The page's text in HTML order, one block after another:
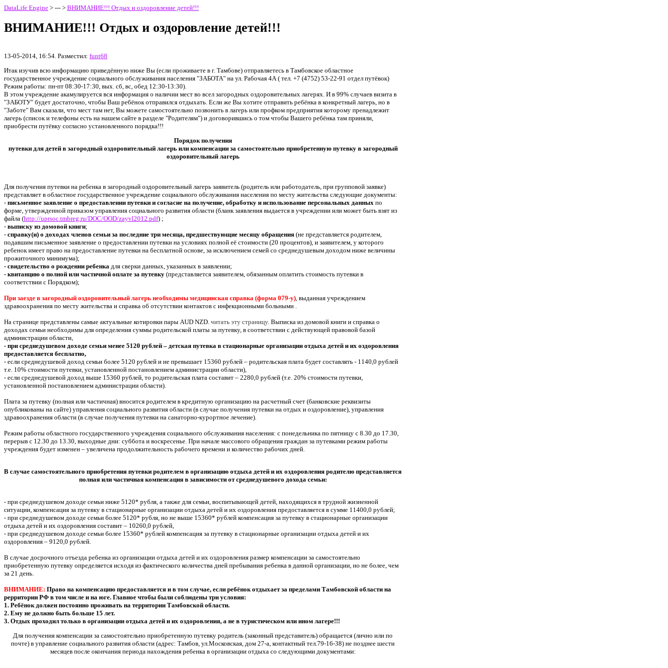
DataLife Engine > --- > ВНИМАНИЕ!!! Отдых и оздоровление детей!!!
ВНИМАНИЕ!!! Отдых и оздоровление детей!!!
13-05-2014, 16:54. Разместил: funt68
Итак изучив всю информацию приведённую ниже Вы (если проживаете в г. Тамбове) отправляетесь в Тамбовское областное
государственное учреждение социального обслуживания населения "ЗАБОТА" на ул. Рабочая 4А ( тел. +7 (4752) 53-22-91 отдел путёвок)
Режим работы: пн-пт 08:30-17:30, вых. сб, вс, обед 12:30-13:30).
В этом учреждение акамулируется вся информация о наличии мест во всел загородных оздоровительных лагерях. И в 99% случаев визита в
"ЗАБОТУ" будет достаточно, чтобы Ваш ребёнок отправился отдыхать. Если же Вы хотите отправить ребёнка в конкретный лагерь, но в
"Заботе" Вам сказали, что мест там нет, Вы можете самостоятельно позвонить в лагерь или профком предприятия которому пренадлежит
лагерь (список и телефоны есть на нашем сайте в разделе "Родителям") и договорившись о том чтобы Вашего ребёнка там приняли,
приобрести путёвку согласно установленного порядка!!!
Порядок получения
путевки для детей в загородный оздоровительный лагерь или компенсации за самостоятельно приобретенную путевку в загородный
оздоровительный лагерь
Для получения путевки на ребенка в загородный оздоровительный лагерь заявитель (родитель или работодатель, при групповой заявке)
представляет в областное государственное учреждение социального обслуживания населения по месту жительства следующие документы:
- письменное заявление о предоставлении путевки и согласие на получение, обработку и использование персональных данных по
форме, утвержденной приказом управления социального развития области (бланк заявления выдается в учреждении или может быть взят из
файла (http://uprsoc.tmbreg.ru/DOC/OOD/zayvl2012.pdf) ;
- выписку из домовой книги;
- справку(и) о доходах членов семьи за последние три месяца, предшествующие месяцу обращения (не представляется родителем,
подавшим письменное заявление о предоставлении путевки на условиях полной её стоимости (20 процентов), и заявителем, у которого
ребенок имеет право на предоставление путевки на бесплатной основе, за исключением семей со среднедушевым доходом ниже величины
прожиточного минимума);
- свидетельство о рождении ребенка для сверки данных, указанных в заявлении;
- квитанцию о полной или частичной оплате за путевку (представляется заявителем, обязанным оплатить стоимость путевки в
соответствии с Порядком);
При заезде в загородный оздоровительный лагерь необходимы медицинская справка (форма 079-у) , выданная учреждением
здравоохранения по месту жительства и справка об отсутствии контактов с инфекционными больными .
На странице представлены самые актуальные котировки пары AUD NZD. читать эту страницу. Выписка из домовой книги и справка о
доходах семьи необходимы для определения суммы родительской платы за путевку, в соответствии с действующей правовой базой
администрации области,
- при среднедушевом доходе семьи менее 5120 рублей – детская путевка в стационарные организации отдыха детей и их оздоровления
предоставляется бесплатно,
- если среднедушевой доход семьи более 5120 рублей и не превышает 15360 рублей – родительская плата будет составлять - 1140,0 рублей
т.е. 10% стоимости путевки, установленной постановлением администрации области),
- если среднедушевой доход выше 15360 рублей, то родительская плата составит – 2280,0 рублей (т.е. 20% стоимости путевки,
установленной постановлением администрации области).
Плата за путевку (полная или частичная) вносится родителем в кредитную организацию на расчетный счет (банковские реквизиты
опубликованы на сайте) управления социального развития области (в случае получения путевки на отдых и оздоровление), управления
здравоохранения области (в случае получения путевки на санаторно-курортное лечение).
Режим работы областного государственного учреждения социального обслуживания населения: с понедельника по пятницу с 8.30 до 17.30,
перерыв с 12.30 до 13.30, выходные дни: суббота и воскресенье. При начале массового обращения граждан за путевками режим работы
учреждения будет изменен – увеличена продолжительность рабочего времени и количество рабочих дней.
В случае самостоятельного приобретения путевки родителем в организацию отдыха детей и их оздоровления родителю представляется
полная или частичная компенсация в зависимости от среднедушевого дохода семьи:
- при среднедушевом доходе семьи ниже 5120* рубля, а также для семьи, воспитывающей детей, находящихся в трудной жизненной
ситуации, компенсация за путевку в стационарные организации отдыха детей и их оздоровления предоставляется в сумме 11400,0 рублей;
- при среднедушевом доходе семьи более 5120* рубля, но не выше 15360* рублей компенсация за путевку в стационарные организации
отдыха детей и их оздоровления составит – 10260,0 рублей,
- при среднедушевом доходе семьи более 15360* рублей компенсация за путевку в стационарные организации отдыха детей и их
оздоровления – 9120,0 рублей.
В случае досрочного отъезда ребенка из организации отдыха детей и их оздоровления размер компенсации за самостоятельно
приобретенную путевку определяется исходя из фактического количества дней пребывания ребенка в данной организации, но не более, чем
за 21 день.
ВНИМАНИЕ: Право на компенсацию предоставляется и в том случае, если ребёнок отдыхает за пределами Тамбовской области на
рерритории РФ в том числе и на юге. Главное чтобы были соблюдены три условия:
1. Ребёнок должен постоянно проживать на территории Тамбовской области.
2. Ему не должно быть больше 15 лет.
3. Отдых проходил только в организации отдыха детей и их оздоровления, а не в туристическом или ином лагере!!!
Для получения компенсации за самостоятельно приобретенную путевку родитель (законный представитель) обращается (лично или по
почте) в управление социального развития области (адрес: Тамбов, ул.Московская, дом 27-а, контактный тел.79-16-38) не позднее шести
месяцев после окончания периода нахождения ребенка в организации отдыха со следующими документами: